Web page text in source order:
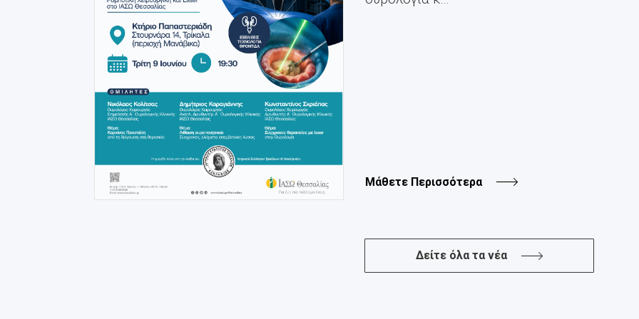
Μάθετε Περισσότερα
Δείτε όλα τα νέα